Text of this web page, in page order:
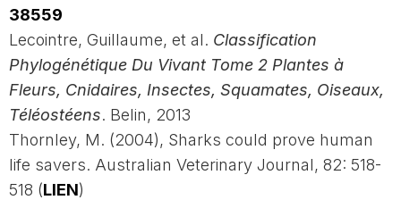
38559
Lecointre, Guillaume, et al. Classification
Phylogénétique Du Vivant Tome 2 Plantes à
Fleurs, Cnidaires, Insectes, Squamates, Oiseaux,
Téléostéens. Belin, 2013
Thornley, M. (2004), Sharks could prove human
life savers. Australian Veterinary Journal, 82: 518-
518 (LIEN)